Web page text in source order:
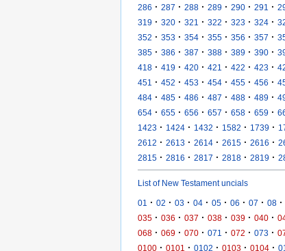
286 · 287 · 288 · 289 · 290 · 291 ·
319 · 320 · 321 · 322 · 323 · 324 ·
352 · 353 · 354 · 355 · 356 · 357 ·
385 · 386 · 387 · 388 · 389 · 390 ·
418 · 419 · 420 · 421 · 422 · 423 ·
451 · 452 · 453 · 454 · 455 · 456 ·
484 · 485 · 486 · 487 · 488 · 489 ·
654 · 655 · 656 · 657 · 658 · 659 ·
1423 · 1424 · 1432 · 1582 · 1739 ·
2612 · 2613 · 2614 · 2615 · 2616 ·
2815 · 2816 · 2817 · 2818 · 2819 ·
List of New Testament uncials
01 · 02 · 03 · 04 · 05 · 06 · 07 · 08 ·
035 · 036 · 037 · 038 · 039 · 040 ·
068 · 069 · 070 · 071 · 072 · 073 ·
0100 · 0101 · 0102 · 0103 · 0104 ·